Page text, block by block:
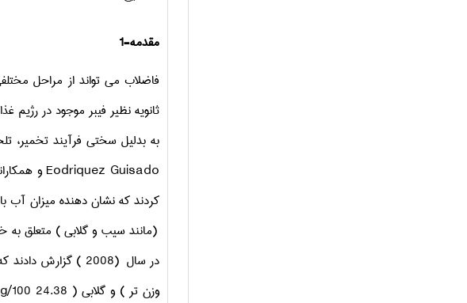
1-مقدمه
فاضلاب می تواند از مراحل
ثانویه نظیر فیبر موجود در رژیم
به بدلیل سختی فرآیند تخمیر،
Eodriquez Guisadoو همکارانش در
کردند که نشان دهنده میزان آب بالا (
(مانند سیب و گلابی ) متعلق به
در سال (2008 ) گزارش دادند که پالپ بدست آمده نشان دهنده محتوای فنلی بالاتر ( 66.95
وزن تر ) و گلابی ( 24.38
100